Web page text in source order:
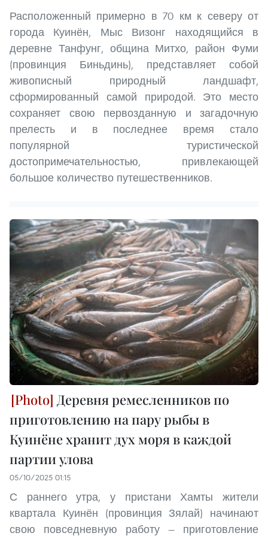
Расположенный примерно в 70 км к северу от
города Куинён, Мыс Визонг находящийся в
деревне Танфунг, община Митхо, район Фуми
(провинция Биньдинь), представляет собой
живописный природный ландшафт,
сформированный самой природой. Это место
сохраняет свою первозданную и загадочную
прелесть и в последнее время стало
популярной туристической
достопримечательностью, привлекающей
большое количество путешественников.
Деревня ремесленников по
приготовлению на пару рыбы в
Куинёне хранит дух моря в каждой
партии улова
05/10/2025 01:15
С раннего утра, у пристани Хамты жители
квартала Куинён (провинция Зялай) начинают
свою повседневную работу — приготовление